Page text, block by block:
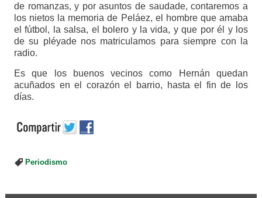
de romanzas, y por asuntos de saudade, contaremos a
los nietos la memoria de Peláez, el hombre que amaba
el fútbol, la salsa, el bolero y la vida, y que por él y los
de su pléyade nos matriculamos para siempre con la
radio.
Es que los buenos vecinos como Hernán quedan
acuñados en el corazón el barrio, hasta el fin de los
días.
Periodismo